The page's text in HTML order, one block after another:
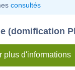
consultés
(domification
plus d'informations